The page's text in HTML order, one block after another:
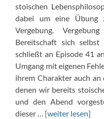
stoischen
dabei um eine Übung
Vergebung.
Bereitschaft sich selbst
schließt an Episode 41
Umgang mit eigenen
ihrem Charakter auch
denen wir bereits
und den Abend
dieser … [weiter lesen]